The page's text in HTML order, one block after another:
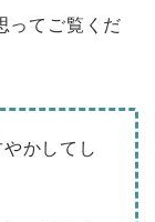
ってご覧くだ
かしてし